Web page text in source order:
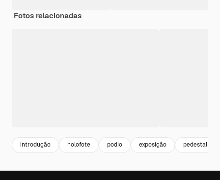
Fotos relacionadas
introdução holofote podio exposição pedestal